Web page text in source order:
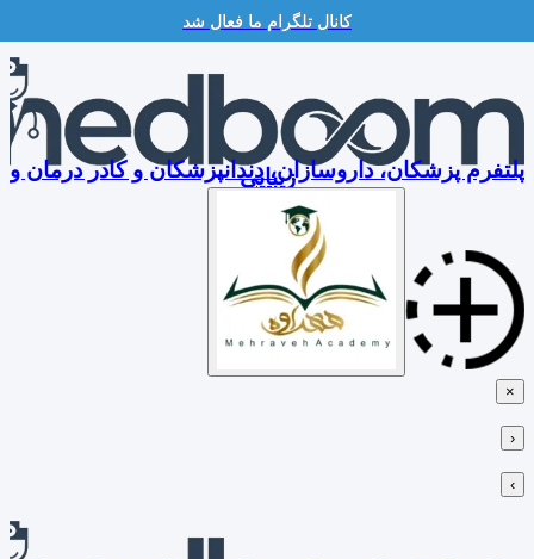
کانال تلگرام ما فعال شد
Skip
content
پلتفرم پزشکان، داروسازان، دندانپزشکان و کادر درمان و
زیبایی
×
‹
›